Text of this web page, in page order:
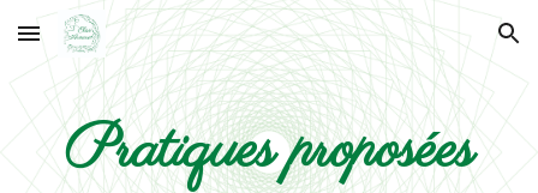
Skip to main content Skip to navigation
Pratiques proposées